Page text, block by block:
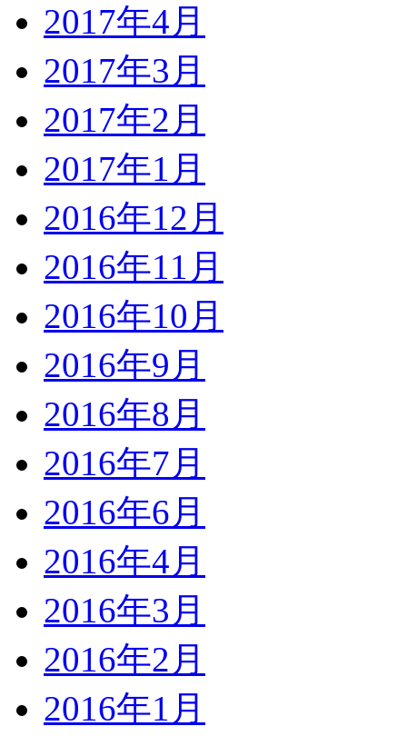
2017年4月
2017年3月
2017年2月
2017年1月
2016年12月
2016年11月
2016年10月
2016年9月
2016年8月
2016年7月
2016年6月
2016年4月
2016年3月
2016年2月
2016年1月